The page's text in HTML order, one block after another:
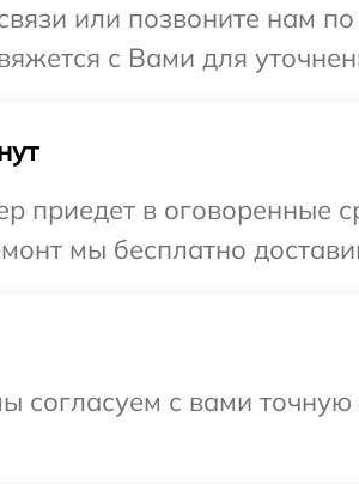
или позвоните нам
с Вами для
приедет в оговоренные
мы бесплатно
согласуем с вами